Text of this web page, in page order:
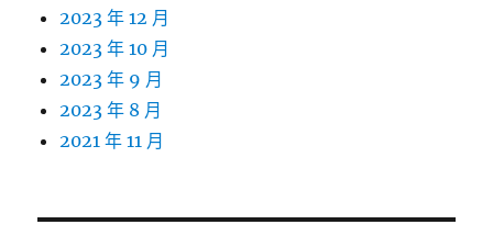
2023 年 12 月
2023 年 10 月
2023 年 9 月
2023 年 8 月
2021 年 11 月